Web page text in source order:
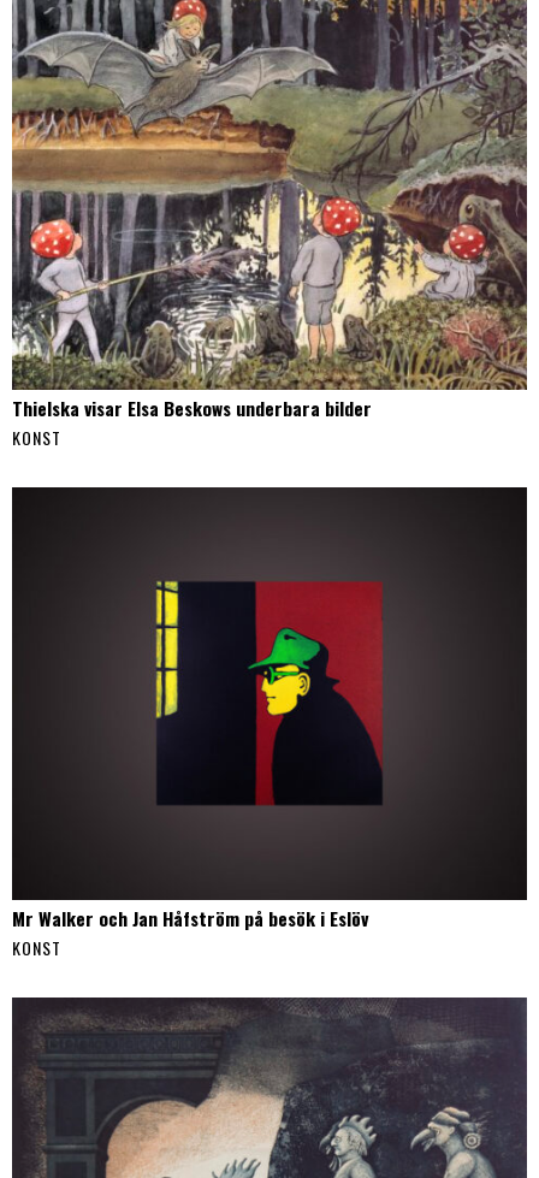
Thielska visar Elsa Beskows underbara bilder
KONST
Mr Walker och Jan Håfström på besök i Eslöv
KONST